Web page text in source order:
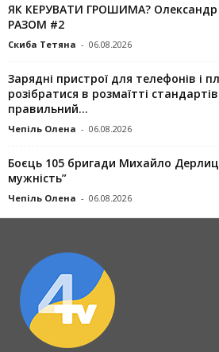
ЯК КЕРУВАТИ ГРОШИМА?
РАЗОМ #2
Скиба Тетяна - 06.08.2026
Зарядні пристрої для телефонів і
розібратися в розмаїтті
правильний...
Чепіль Олена - 06.08.2026
Боєць 105 бригади Михайло
мужність”
Чепіль Олена - 06.08.2026